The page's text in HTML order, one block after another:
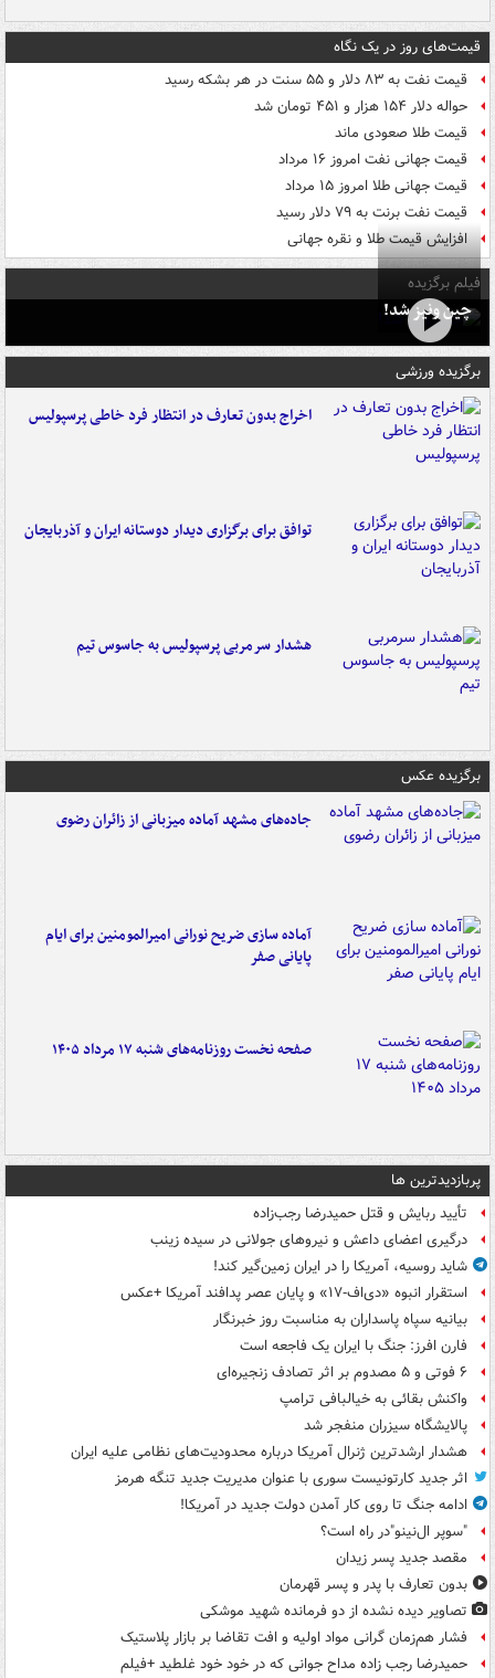
قیمت‌های روز در یک نگاه
قیمت نفت به ۸۳ دلار و ۵۵ سنت در هر بشکه رسید
حواله دلار ۱۵۴ هزار و ۴۵۱ تومان شد
قیمت طلا صعودی ماند
قیمت جهانی نفت امروز ۱۶ مرداد
قیمت جهانی طلا امروز ۱۵ مرداد
قیمت نفت برنت به ۷۹ دلار رسید
افزایش قیمت طلا و نقره جهانی
فیلم برگزیده
چین ونیز شد!
برگزیده ورزشی
اخراج بدون تعارف در انتظار فرد خاطی پرسپولیس
توافق برای برگزاری دیدار دوستانه ایران و آذربایجان
هشدار سرمربی پرسپولیس به جاسوس تیم
برگزیده عکس
جاده‌های مشهد آماده میزبانی از زائران رضوی
آماده سازی ضریح نورانی امیرالمومنین برای ایام
پایانی صفر
صفحه نخست روزنامه‌های شنبه ۱۷ مرداد ۱۴۰۵
پربازدیدترین ها
تأیید ربایش و قتل حمیدرضا رجب‌زاده
درگیری اعضای داعش و نیروهای جولانی در سیده زینب
شاید روسیه، آمریکا را در ایران زمین‌گیر کند!
استقرار انبوه «دی‌اف‑۱۷» و پایان عصر پدافند آمریکا +عکس
بیانیه سپاه پاسداران به مناسبت روز خبرنگار
فارن افرز: جنگ با ایران یک فاجعه است
۶ فوتی و ۵ مصدوم بر اثر تصادف زنجیره‌ای
واکنش بقائی به خیالبافی ترامپ
پالایشگاه سیزران منفجر شد
هشدار ارشدترین ژنرال آمریکا درباره محدودیت‌های نظامی علیه ایران
اثر جدید کارتونیست سوری با عنوان مدیریت جدید تنگه هرمز
ادامه جنگ تا روی کار آمدن دولت جدید در آمریکا!
"سوپر ال‌نینو"در راه است؟
مقصد جدید پسر زیدان
بدون تعارف با پدر و پسر قهرمان
تصاویر دیده‌ نشده از دو فرمانده شهید موشکی
فشار هم‌زمان گرانی مواد اولیه و افت تقاضا بر بازار پلاستیک
حمیدرضا رجب زاده مداح جوانی که در خود خود غلطید +فیلم